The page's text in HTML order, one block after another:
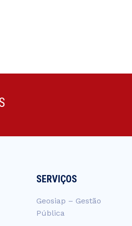
SERVIÇOS
Geosiap – Gestão
Pública